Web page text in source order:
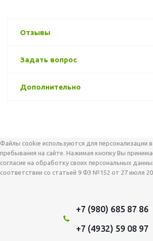
Отзывы
Задать вопрос
Дополнительно
Файлы cookie используются для персонализации
пребывания на сайте. Нажимая кнопку Вы
согласие на обработку своих персональных
соответствии со статьей 9 ФЗ №152 от 27 июля
+7 (980) 685 87 86
+7 (4932) 59 08 97